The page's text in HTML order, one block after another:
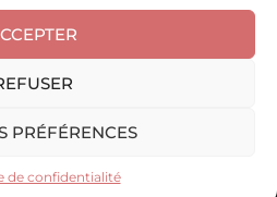
PRÉFÉRENCES
de confidentialité
confidentialité
GEEKWORKERS .